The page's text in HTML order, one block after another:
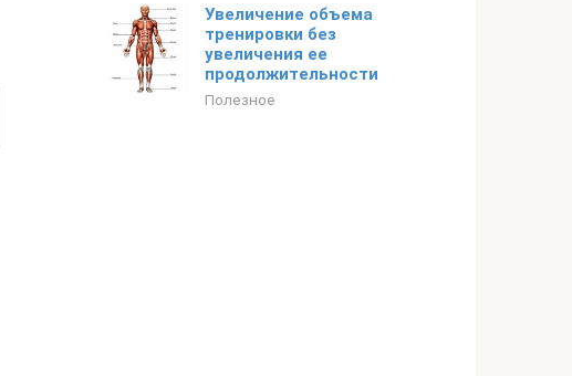
Увеличение объема
тренировки без
увеличения ее
продолжительности
Полезное